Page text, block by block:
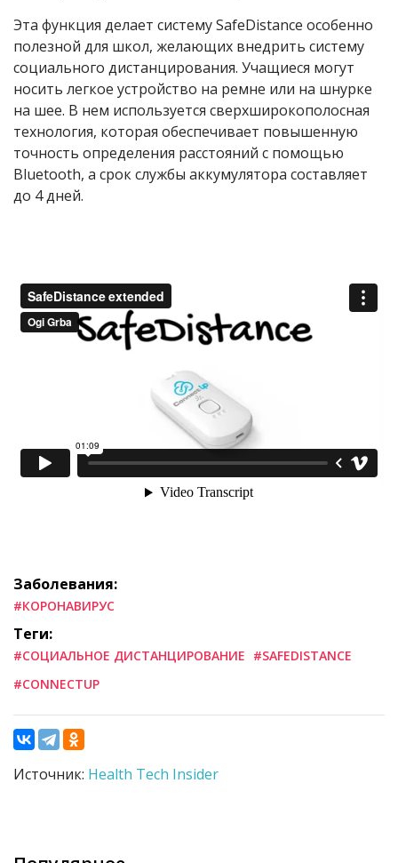
Эта функция делает систему SafeDistance особенно
полезной для школ, желающих внедрить систему
социального дистанцирования. Учащиеся могут
носить легкое устройство на ремне или на шнурке
на шее. В нем используется сверхширокополосная
технология, которая обеспечивает повышенную
точность определения расстояний с помощью
Bluetooth, а срок службы аккумулятора составляет
до 4 дней.
Заболевания:
#КОРОНАВИРУС
Теги:
#СОЦИАЛЬНОЕ ДИСТАНЦИРОВАНИЕ #SAFEDISTANCE
#CONNECTUP
Источник: Health Tech Insider